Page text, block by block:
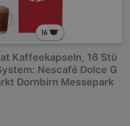
Kaffeekapseln, 16 Stü
Nescafé Dolce G
Dornbirn Messepark